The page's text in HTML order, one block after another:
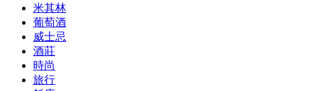
米其林
葡萄酒
威士忌
酒莊
時尚
旅行